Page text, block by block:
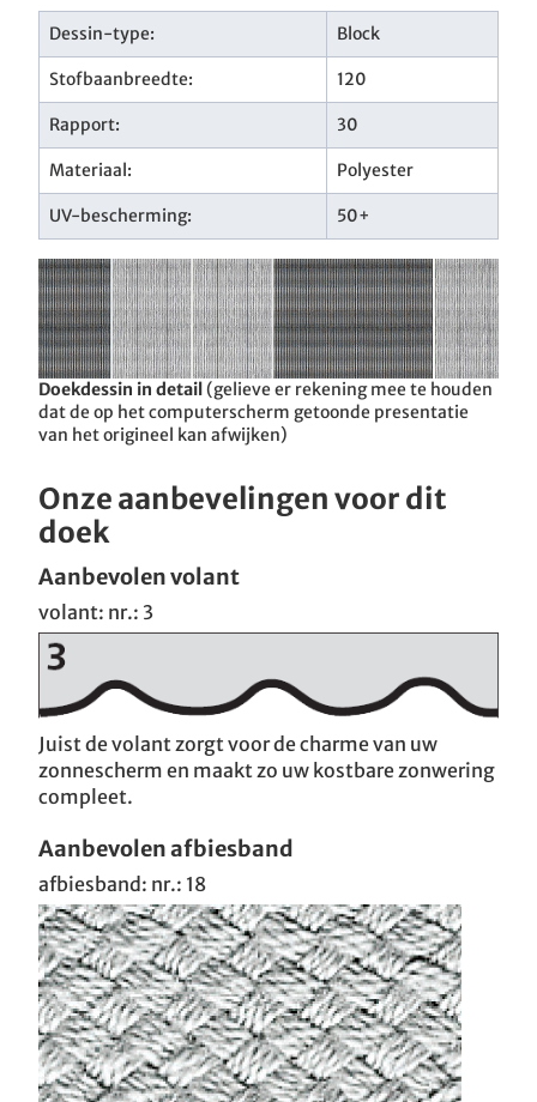
Dessin-type: Block
Stofbaanbreedte: 120
Rapport: 30
Materiaal: Polyester
UV-bescherming: 50+
Doekdessin in detail(gelieve er rekening mee te houden
dat de op het computerscherm getoonde presentatie
van het origineel kan afwijken)
Onze aanbevelingen voor dit
doek
Aanbevolen volant
volant: nr.: 3
Juist de volant zorgt voor de charme van uw
zonnescherm en maakt zo uw kostbare zonwering
compleet.
Aanbevolen afbiesband
afbiesband: nr.: 18